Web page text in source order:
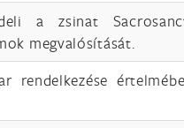
a zsinat
megvalósítását.
rendelkezése